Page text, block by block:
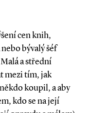
cen knih,
bývalý šéf
a střední
mezi tím, jak
koupil, a aby
kdo se na její